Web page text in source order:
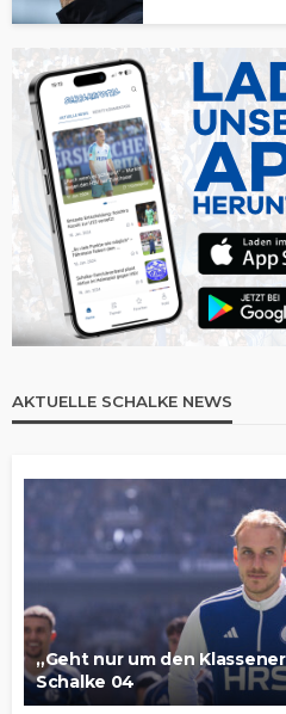
AKTUELLE SCHALKE NEWS
„Geht nur um den
Schalke 04